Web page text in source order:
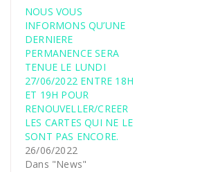
NOUS VOUS
INFORMONS QU’UNE
DERNIERE
PERMANENCE SERA
TENUE LE LUNDI
27/06/2022 ENTRE 18H
ET 19H POUR
RENOUVELLER/CREER
LES CARTES QUI NE LE
SONT PAS ENCORE.
26/06/2022
Dans "News"